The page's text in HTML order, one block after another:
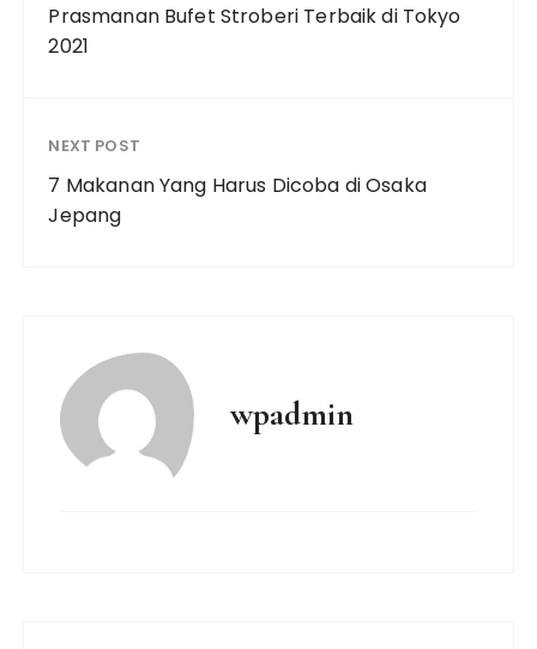
Prasmanan Bufet Stroberi Terbaik di Tokyo
2021
NEXT POST
7 Makanan Yang Harus Dicoba di Osaka
Jepang
wpadmin